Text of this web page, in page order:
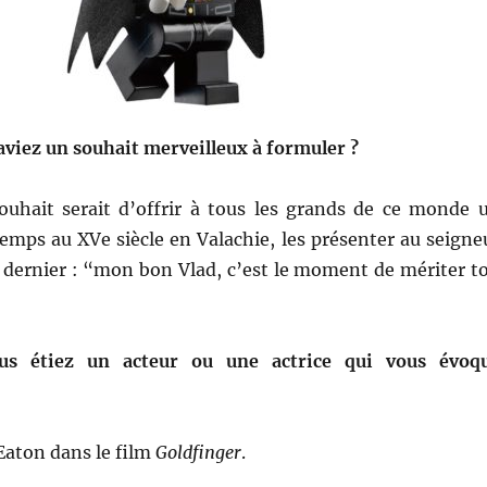
un souhait merveilleux à formuler ?
serait d’offrir à tous les grands de ce monde
au XVe siècle en Valachie, les présenter au
: “mon bon Vlad, c’est le moment de mériter
étiez un acteur ou une actrice qui vous
dans le film Goldfinger.